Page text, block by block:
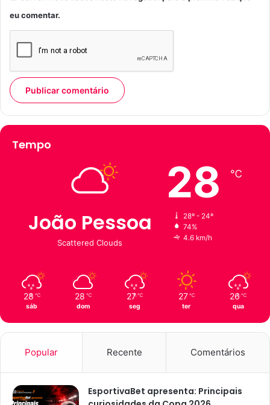
eu comentar.
Tempo
João Pessoa
Scattered Clouds
28 ℃
28º - 24º
74%
4.6 km/h
28 ℃
sáb
28 ℃
dom
27 ℃
seg
27 ℃
ter
26 ℃
qua
Popular Recente Comentários
EsportivaBet apresenta: Principais